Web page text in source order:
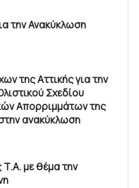
την Ανακύκλωση
της Αττικής για την
Σχεδίου
Απορριμμάτων της
ανακύκλωση
Τ.Α. με θέμα την